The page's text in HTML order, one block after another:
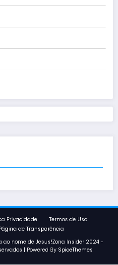
Privacidade
Termos de Uso
de Transparência
nome de Jesus!Zona Insider 2024 -
| Powered By SpiceThemes